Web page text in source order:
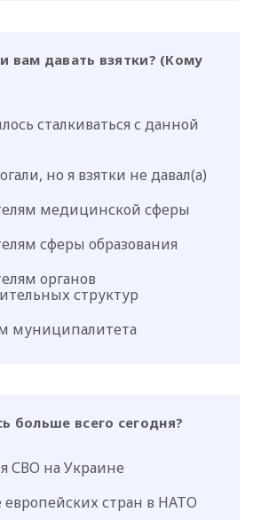
вам давать взятки? (Кому
сталкиваться с данной
но я взятки не давал(а)
медицинской сферы
сферы образования
органов
структур
муниципалитета
больше всего сегодня?
СВО на Украине
европейских стран в НАТО